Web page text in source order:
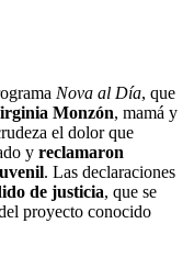
Nova al Día, que
Monzón, mamá y
el dolor que
y reclamaron
. Las declaraciones
de justicia, que se
proyecto conocido